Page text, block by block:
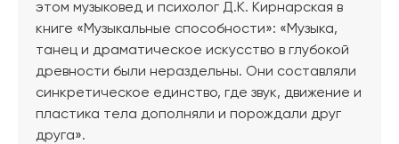
этом музыковед и психолог Д.К. Кирнарская в
книге «Музыкальные способности»: «Музыка,
танец и драматическое искусство в глубокой
древности были нераздельны. Они составляли
синкретическое единство, где звук, движение и
пластика тела дополняли и порождали друг
друга».